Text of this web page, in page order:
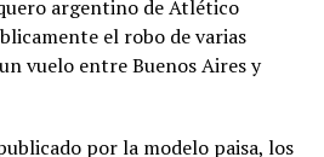
partidos de hoy
la actualidad del fútbol,
plataforma.
argentino de Atlético
el robo de varias
vuelo entre Buenos Aires y
por la modelo paisa, los